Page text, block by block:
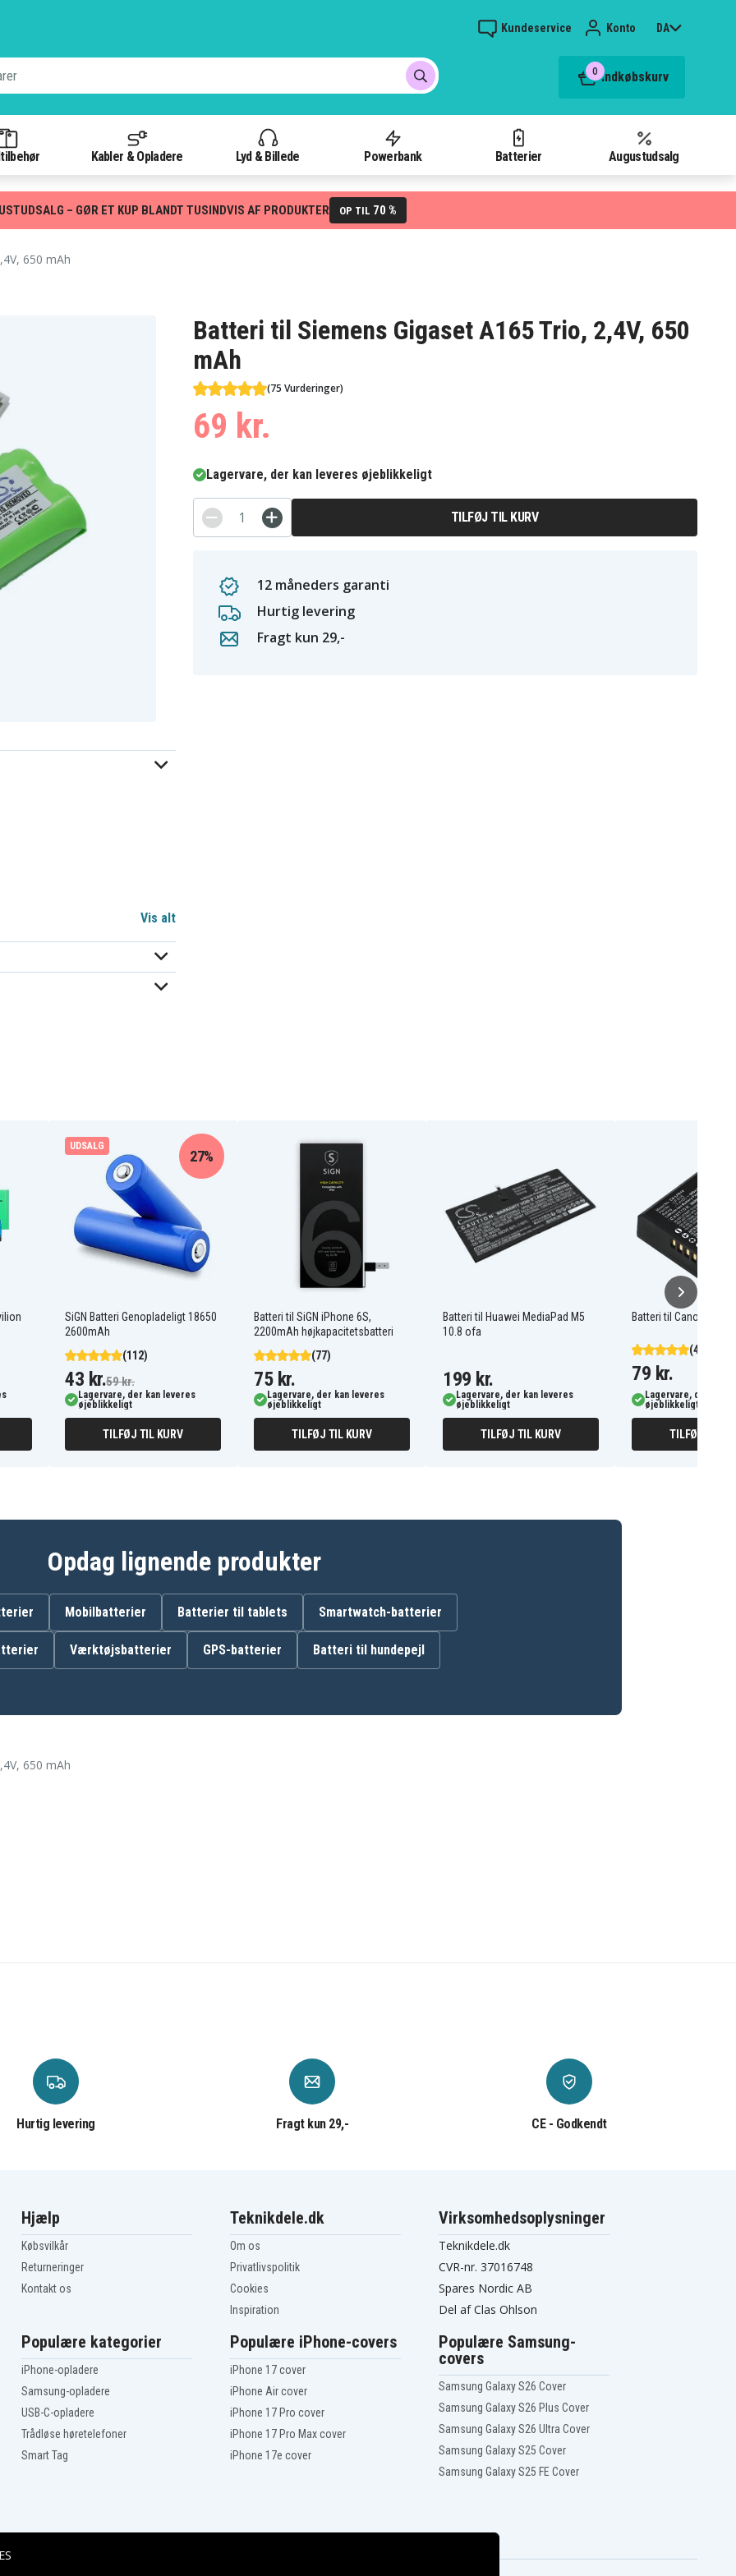
Kundeservice Konto DA
0 Indkøbskurv
Kabler & Opladere Lyd & Billede Powerbank Batterier Augustudsalg
– GØR ET KUP BLANDT TUSINDVIS AF PRODUKTER OP TIL 70 %
650 mAh
Batteri til Siemens Gigaset A165 Trio, 2,4V, 650
mAh
(75 Vurderinger)
69 kr.
Lagervare, der kan leveres øjeblikkeligt
TILFØJ TIL KURV
12 måneders garanti
Hurtig levering
Fragt kun 29,-
V30145-K1310-X359
S30852-D1640-X1
V30145-K1310-X359
Siemens Gigaset A16
Siemens Gigaset A165
Siemens Gigaset A240
Siemens Gigaset A260
Siemens Gigaset A265
Siemens Gigaset AL145
Siemens Gigaset AS14
Vis alt
UDSALG
SiGN Batteri Genopladeligt 18650
2600mAh
(112)
27%
43 kr.59 kr.
Lagervare, der kan leveres
øjeblikkeligt
TILFØJ TIL KURV
Batteri til SiGN iPhone 6S,
2200mAh højkapacitetsbatteri
(77)
75 kr.
Lagervare, der kan leveres
øjeblikkeligt
TILFØJ TIL KURV
Batteri til Huawei MediaPad M5
10.8 ofa
199 kr.
Lagervare, der kan leveres
øjeblikkeligt
TILFØJ TIL KURV
Batteri til Canon LP-
(49)
79 kr.
Lagervare, der kan
øjeblikkeligt
TILFØJ TIL
Opdag lignende produkter
Mobilbatterier Batterier til tablets Smartwatch-batterier
Værktøjsbatterier GPS-batterier Batteri til hundepejl
650 mAh
Hurtig levering Fragt kun 29,- CE - Godkendt
Hjælp
Købsvilkår
Returneringer
Kontakt os
Teknikdele.dk
Om os
Privatlivspolitik
Cookies
Inspiration
Virksomhedsoplysninger
Teknikdele.dk
CVR-nr. 37016748
Spares Nordic AB
Del af Clas Ohlson
Populære kategorier
iPhone-opladere
Samsung-opladere
USB-C-opladere
Trådløse høretelefoner
Smart Tag
Populære iPhone-covers
iPhone 17 cover
iPhone Air cover
iPhone 17 Pro cover
iPhone 17 Pro Max cover
iPhone 17e cover
Populære Samsung-
covers
Samsung Galaxy S26 Cover
Samsung Galaxy S26 Plus Cover
Samsung Galaxy S26 Ultra Cover
Samsung Galaxy S25 Cover
Samsung Galaxy S25 FE Cover